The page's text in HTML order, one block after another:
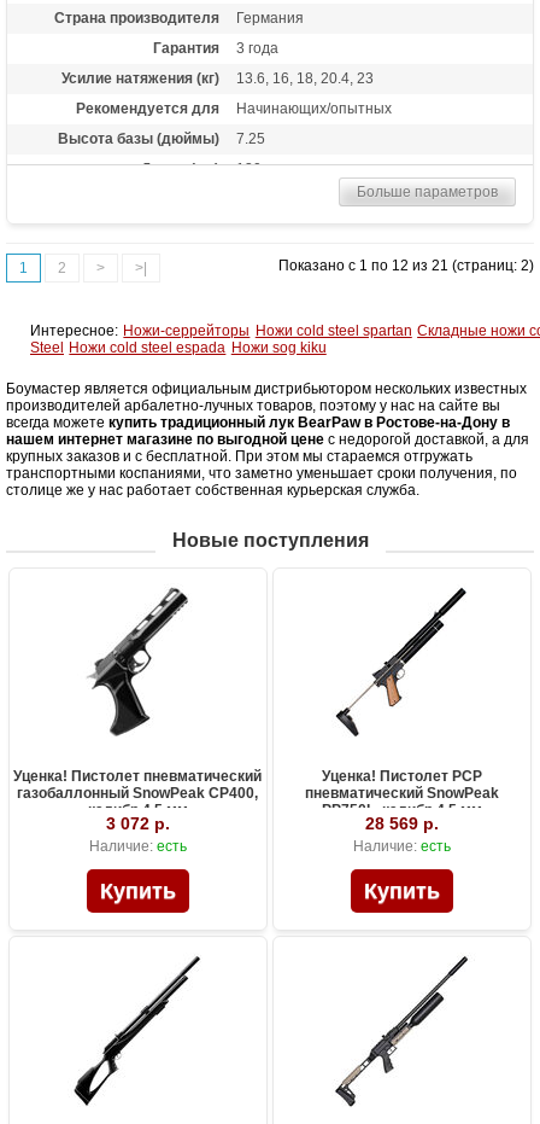
Страна производителя
Германия
Гарантия
3 года
Усилие натяжения (кг)
13.6, 16, 18, 20.4, 23
Рекомендуется для
Начинающих/опытных
Высота базы (дюймы)
7.25
Длина (см)
130
рог, фиберглас, кожа
Назначение
Развлечение, охота
Особенности
Одинаково пригоден как для правшей,
Больше параметров
1 2 > >| Показано с 1 по 12 из 21 (страниц: 2)
Интересное: Ножи-серрейторы Ножи cold steel spartan Складные ножи
Steel Ножи cold steel espada Ножи sog kiku
Боумастер является официальным дистрибьютором нескольких известных
производителей арбалетно-лучных товаров, поэтому у нас на сайте вы
всегда можете купить традиционный лук BearPaw в Ростове-на-Дону в
нашем интернет магазине по выгодной цене с недорогой доставкой, а для
крупных заказов и с бесплатной. При этом мы стараемся отгружать
транспортными коспаниями, что заметно уменьшает сроки получения, по
столице же у нас работает собственная курьерская служба.
Новые поступления
Уценка! Пистолет пневматический
газобаллонный SnowPeak CP400,
калибр 4.5 мм
3 072 р.
Наличие: есть
Уценка! Пистолет PCP
пневматический SnowPeak
PP750L, калибр 4.5 мм
28 569 р.
Наличие: есть